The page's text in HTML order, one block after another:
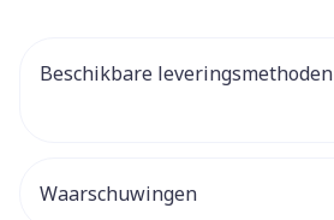
Beschikbare leveringsmethoden
Waarschuwingen